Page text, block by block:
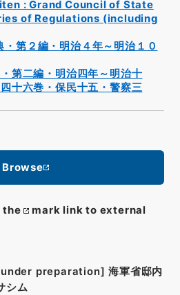
: Grand Council of State
of Regulations (including
・第２編・明治４年～明治１０
第二編・明治四年～明治十
十六巻・保民十五・警察三
Browse
the
mark link to external
preparation] 海軍省邸内
シム